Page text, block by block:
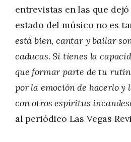
entrevistas en las que
estado del músico no es
está bien, cantar y bailar
caducas. Si tienes la
que formar parte de tu
por la emoción de hacerlo y
con otros espíritus
al periódico Las Vegas